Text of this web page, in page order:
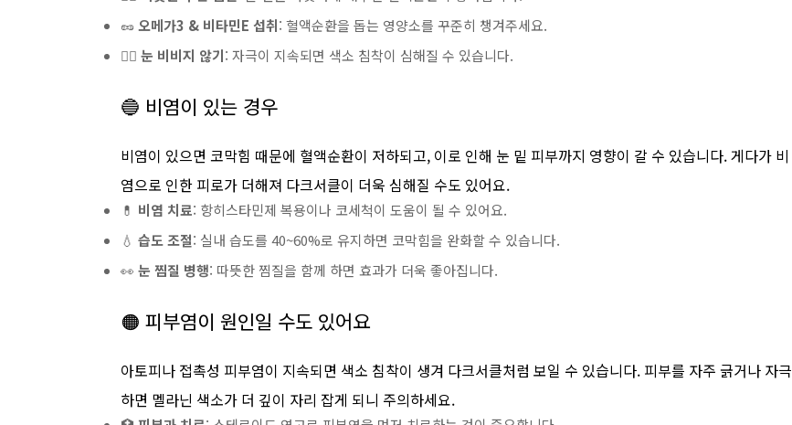
🥜 오메가3 & 비타민E 섭취: 혈액순환을 돕는 영양소를 꾸준히 챙겨주세요.
🙅‍♂️ 눈 비비지 않기: 자극이 지속되면 색소 침착이 심해질 수 있습니다.
🔵 비염이 있는 경우
비염이 있으면 코막힘 때문에 혈액순환이 저하되고, 이로 인해 눈 밑 피부까지 영향이 갈 수 있습니다. 게다가 비
염으로 인한 피로가 더해져 다크서클이 더욱 심해질 수도 있어요.
💊 비염 치료: 항히스타민제 복용이나 코세척이 도움이 될 수 있어요.
💧 습도 조절: 실내 습도를 40~60%로 유지하면 코막힘을 완화할 수 있습니다.
👀 눈 찜질 병행: 따뜻한 찜질을 함께 하면 효과가 더욱 좋아집니다.
🟠 피부염이 원인일 수도 있어요
아토피나 접촉성 피부염이 지속되면 색소 침착이 생겨 다크서클처럼 보일 수 있습니다. 피부를 자주 긁거나 자극
하면 멜라닌 색소가 더 깊이 자리 잡게 되니 주의하세요.